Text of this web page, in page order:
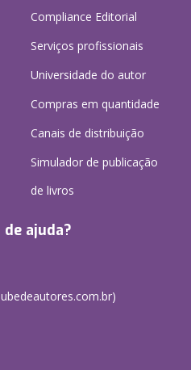
Compliance Editorial
Serviços profissionais
Universidade do autor
Compras em quantidade
Canais de distribuição
Simulador de publicação
de livros
de ajuda?